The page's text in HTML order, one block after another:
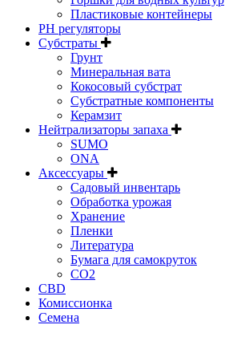
Пластиковые контейнеры
PH регуляторы
Субстраты
Грунт
Минеральная вата
Кокосовый субстрат
Субстратные компоненты
Керамзит
Нейтрализаторы запаха
SUMO
ONA
Аксессуары
Садовый инвентарь
Обработка урожая
Хранение
Пленки
Литература
Бумага для самокруток
CO2
CBD
Комисcионка
Семена